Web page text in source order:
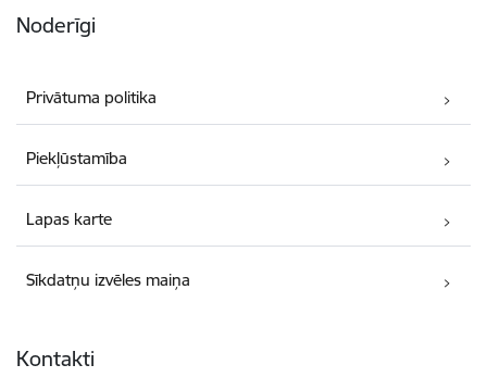
Noderīgi
Privātuma politika
Piekļūstamība
Lapas karte
Sīkdatņu izvēles maiņa
Kontakti